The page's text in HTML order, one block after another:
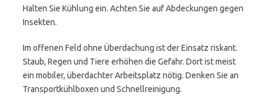
Halten Sie Kühlung ein. Achten Sie auf Abdeckungen gegen
Insekten.
Im offenen Feld ohne Überdachung ist der Einsatz riskant.
Staub, Regen und Tiere erhöhen die Gefahr. Dort ist meist
ein mobiler, überdachter Arbeitsplatz nötig. Denken Sie an
Transportkühlboxen und Schnellreinigung.